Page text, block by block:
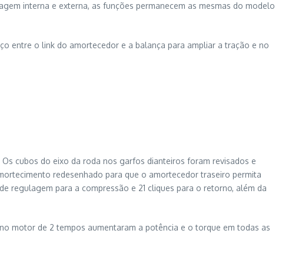
interna e externa, as funções permanecem as mesmas do modelo
entre o link do amortecedor e a balança para ampliar a tração e no
cubos do eixo da roda nos garfos dianteiros foram revisados e
redesenhado para que o amortecedor traseiro permita
regulagem para a compressão e 21 cliques para o retorno, além da
motor de 2 tempos aumentaram a potência e o torque em todas as